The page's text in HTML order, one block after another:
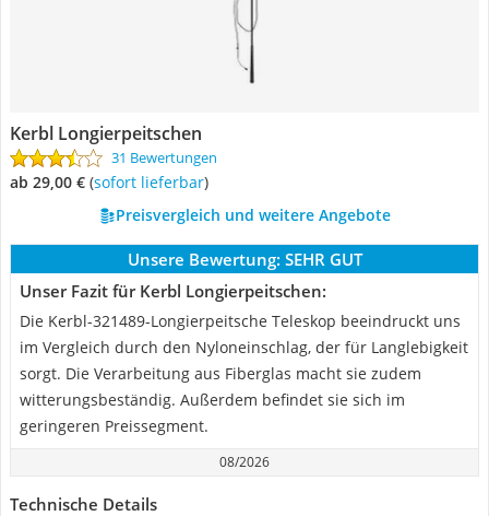
Kerbl Longierpeitschen
31 Bewertungen
ab 29,00 € ( Sofort lieferbar)
Preisvergleich und weitere Angebote
Unsere Bewertung: SEHR GUT
Unser Fazit für Kerbl Longierpeitschen:
Die Kerbl-321489-Longierpeitsche Teleskop beeindruckt uns
im Vergleich durch den Nyloneinschlag, der für Langlebigkeit
sorgt. Die Verarbeitung aus Fiberglas macht sie zudem
witterungsbeständig. Außerdem befindet sie sich im
geringeren Preissegment.
08/2026
Technische Details